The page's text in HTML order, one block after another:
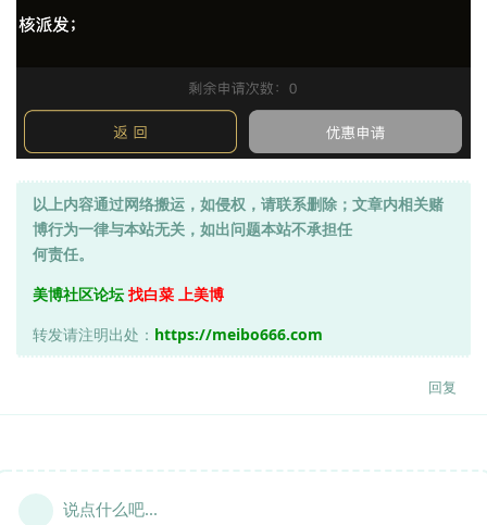
以上内容通过网络搬运，如侵权，请联系删除；文章内相关赌
博行为一律与本站无关，如出问题本站不承担任
何责任。
美博社区论坛 找白菜 上美博
转发请注明出处： https://meibo666.com
回复
说点什么吧...